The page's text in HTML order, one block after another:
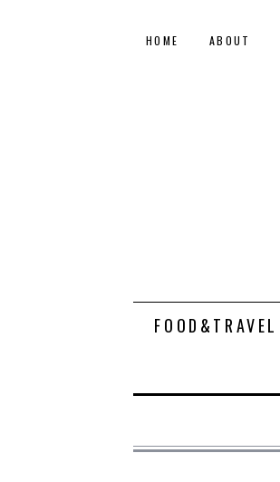
HOME ABOUT
FOOD&TRAVEL